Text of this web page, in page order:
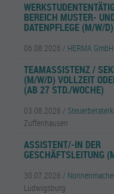
BEREICH MUSTER-
DATENPFLEGE (M/W/D)
06.08.2026 / HERMA GmbH
TEAMASSISTENZ /
(M/W/D) VOLLZEIT
(AB 27 STD./WOCHE)
03.08.2026 /
Zuffenhausen
ASSISTENT/-IN DER
GESCHÄFTSLEITUNG
30.07.2026 /
Ludwigsburg